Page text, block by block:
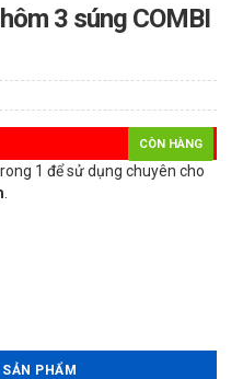
3 súng COMBI
CÒN HÀNG
1 để sử dụng chuyên cho
PHẨM